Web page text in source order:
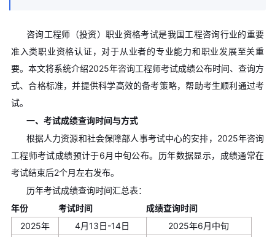
咨询工程师（投资）职业资格考试是我国工程咨询行业的重要
准入类职业资格认证，对于从业者的专业能力和职业发展至关重
要。本文将系统介绍2025年咨询工程师考试成绩公布时间、查询方
式、合格标准，并提供科学高效的备考策略，帮助考生顺利通过考
试。
一、考试成绩查询时间与方式
根据人力资源和社会保障部人事考试中心的安排，​​2025年咨询
工程师考试成绩预计于6月中旬公布​​。历年数据显示，成绩通常在
考试结束后2个月左右发布。
​​历年考试成绩查询时间汇总表​​：
年份
考试时间
成绩查询时间
2025年
4月13日-14日
2025年6月中旬